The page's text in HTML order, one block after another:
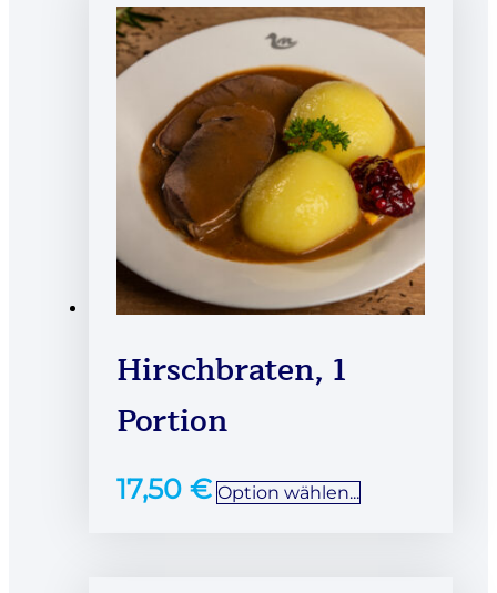
Hirschbraten, 1
Portion
17,50 € Option wählen...